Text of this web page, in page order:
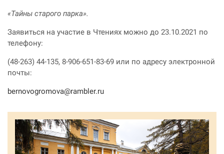
«Тайны старого парка».
Заявиться на участие в Чтениях можно до 23.10.2021 по
телефону:
(48-263) 44-135, 8-906-651-83-69 или по адресу электронной
почты:
bernovogromova@rambler.ru